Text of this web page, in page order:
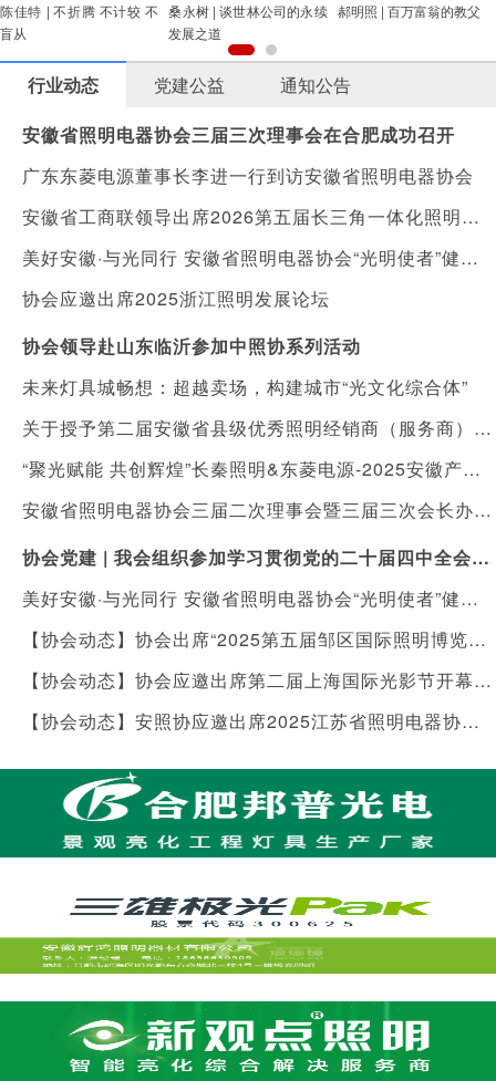
陈佳特 | 不折腾 不计较 不
盲从
桑永树 | 谈世林公司的永续
发展之道
郝明照 | 百万富翁的教父
行业动态 党建公益
通知公告
安徽省照明电器协会三届三次理事会在合肥成功召开
广东东菱电源董事长李进一行到访安徽省照明电器协会
安徽省工商联领导出席2026第五届长三角一体化照明产业生态发展大会
美好安徽·与光同行 安徽省照明电器协会“光明使者”健康照明进社区公益活动
协会应邀出席2025浙江照明发展论坛
协会领导赴山东临沂参加中照协系列活动
未来灯具城畅想：超越卖场，构建城市“光文化综合体”
关于授予第二届安徽省县级优秀照明经销商（服务商）“健康照明守护人”称号暨落实表彰及扶持措施的通知
“聚光赋能 共创辉煌”长秦照明&东菱电源-2025安徽产品发布会在合肥举行
安徽省照明电器协会三届二次理事会暨三届三次会长办公会顺利召开
协会党建 | 我会组织参加学习贯彻党的二十届四中全会精神宣讲报告会
美好安徽·与光同行 安徽省照明电器协会“光明使者”健康照明进校园，向利辛县城北镇陈营村小学捐赠价值十万元护眼灯具
【协会动态】协会出席“2025第五届邹区国际照明博览会”开幕式
【协会动态】协会应邀出席第二届上海国际光影节开幕式及光影艺术国际研讨会
【协会动态】安照协应邀出席2025江苏省照明电器协会年会